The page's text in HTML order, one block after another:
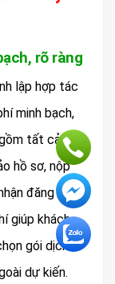
rõ ràng
lập hợp tác
minh bạch,
tất cả
hồ sơ, nộp
đăng ký
giúp khách
gói dịch
dự kiến.